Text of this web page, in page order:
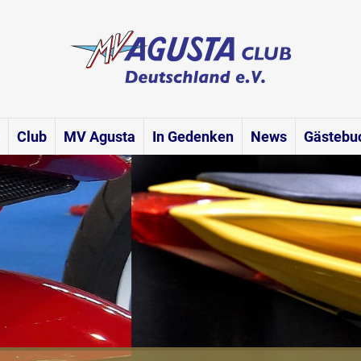
Club MV Agusta In Gedenken News